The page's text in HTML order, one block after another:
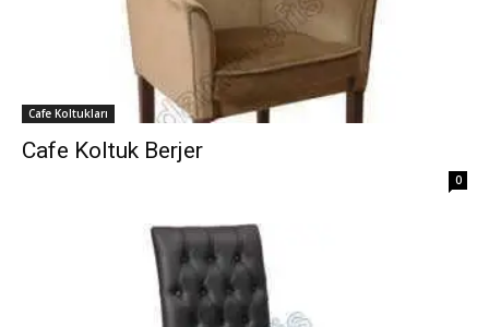
Cafe Koltukları
Cafe Koltuk Berjer
0